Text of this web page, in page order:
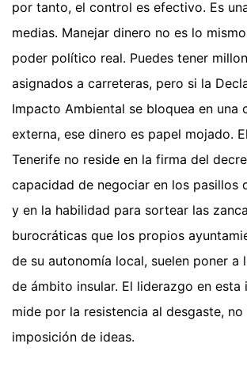
por tanto, el control es efectivo. Es
medias. Manejar dinero no es lo
poder político real. Puedes tener
asignados a carreteras, pero si la
Impacto Ambiental se bloquea en una
externa, ese dinero es papel mojado.
Tenerife no reside en la firma del
capacidad de negociar en los pasillos
y en la habilidad para sortear las
burocráticas que los propios
de su autonomía local, suelen poner a
de ámbito insular. El liderazgo en esta
mide por la resistencia al desgaste, no
imposición de ideas.